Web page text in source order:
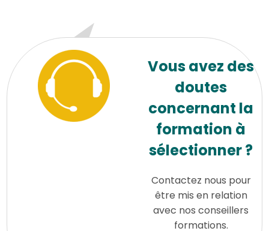
Vous avez des
doutes
concernant la
formation à
sélectionner ?
Contactez nous pour
être mis en relation
avec nos conseillers
formations.